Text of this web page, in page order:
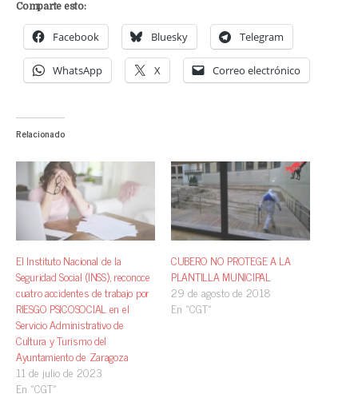
Comparte esto:
Facebook Bluesky Telegram
WhatsApp X Correo electrónico
Relacionado
El Instituto Nacional de la
Seguridad Social (INSS), reconoce
cuatro accidentes de trabajo por
RIESGO PSICOSOCIAL en el
Servicio Administrativo de
Cultura y Turismo del
Ayuntamiento de Zaragoza
11 de julio de 2023
En «CGT»
CUBERO NO PROTEGE A LA
PLANTILLA MUNICIPAL
29 de agosto de 2018
En «CGT»